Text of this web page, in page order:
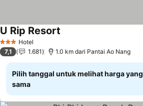
3 BintangHotel
U Rip Resort
7,1 1.681 1.0 km dari Pantai Ao Nang
Pilih tanggal untuk melihat harga yang
sama